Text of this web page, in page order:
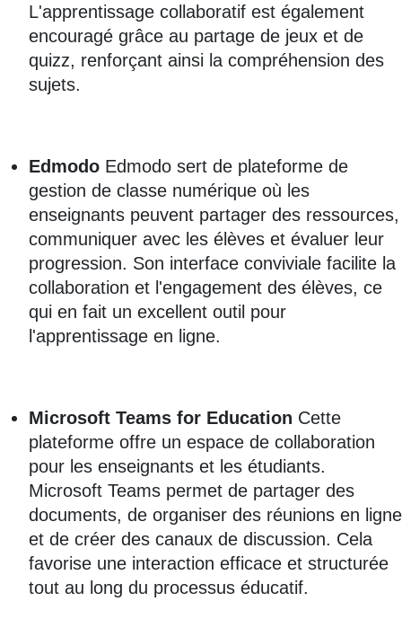
L'apprentissage collaboratif est également
encouragé grâce au partage de jeux et de
quizz, renforçant ainsi la compréhension des
sujets.
Edmodo Edmodo sert de plateforme de
gestion de classe numérique où les
enseignants peuvent partager des ressources,
communiquer avec les élèves et évaluer leur
progression. Son interface conviviale facilite la
collaboration et l'engagement des élèves, ce
qui en fait un excellent outil pour
l'apprentissage en ligne.
Microsoft Teams for Education Cette
plateforme offre un espace de collaboration
pour les enseignants et les étudiants.
Microsoft Teams permet de partager des
documents, de organiser des réunions en ligne
et de créer des canaux de discussion. Cela
favorise une interaction efficace et structurée
tout au long du processus éducatif.